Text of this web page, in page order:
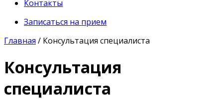
Контакты
Записаться на прием
Главная / Консультация специалиста
Консультация
специалиста